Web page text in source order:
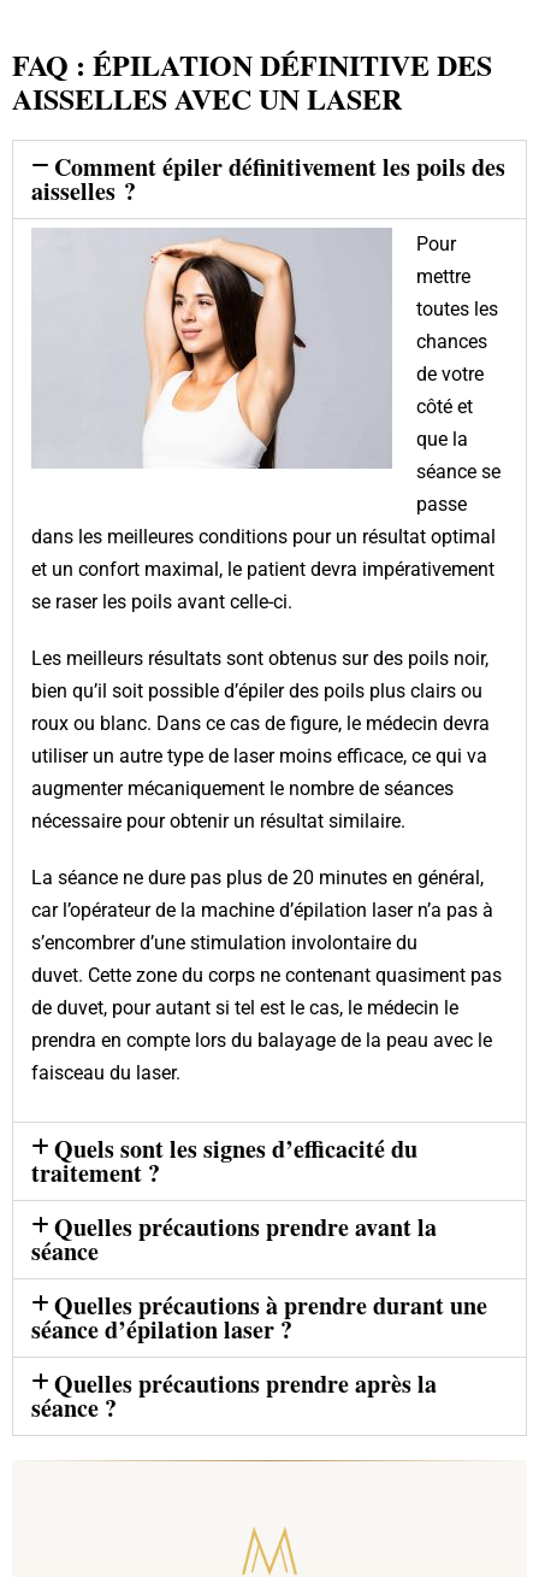
FAQ : ÉPILATION DÉFINITIVE DES
AISSELLES AVEC UN LASER
Comment épiler définitivement les poils des
aisselles ?
Pour
mettre
toutes les
chances
de votre
côté et
que la
séance se
passe
dans les meilleures conditions pour un résultat optimal
et un confort maximal, le patient devra impérativement
se raser les poils avant celle-ci.
Les meilleurs résultats sont obtenus sur des poils noir,
bien qu’il soit possible d’épiler des poils plus clairs ou
roux ou blanc. Dans ce cas de figure, le médecin devra
utiliser un autre type de laser moins efficace, ce qui va
augmenter mécaniquement le nombre de séances
nécessaire pour obtenir un résultat similaire.
La séance ne dure pas plus de 20 minutes en général,
car l’opérateur de la machine d’épilation laser n’a pas à
s’encombrer d’une stimulation involontaire du
duvet. Cette zone du corps ne contenant quasiment pas
de duvet, pour autant si tel est le cas, le médecin le
prendra en compte lors du balayage de la peau avec le
faisceau du laser.
Quels sont les signes d’efficacité du
traitement ?
Quelles précautions prendre avant la
séance
Quelles précautions à prendre durant une
séance d’épilation laser ?
Quelles précautions prendre après la
séance ?